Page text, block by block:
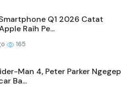
Q1 2026 Catat
Raih Pe...
165
Man 4, Peter Parker Ngegep
Ba...